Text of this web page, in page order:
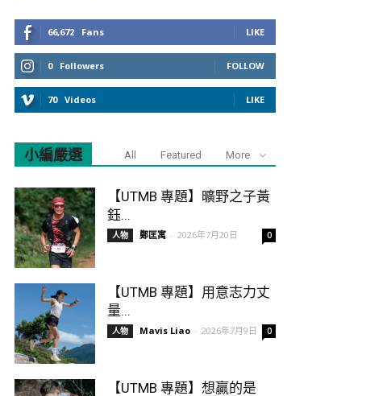
66,672 Fans LIKE
0 Followers FOLLOW
70 Videos LIKE
小編嚴選 All Featured More
【UTMB 專題】曠野之子黃
鈺...
人物 鄭匡寓 - 2026年7月20日 0
【UTMB 專題】用意志力丈
量...
人物 Mavis Liao - 2026年7月9日 0
【UTMB 專題】想贏的是